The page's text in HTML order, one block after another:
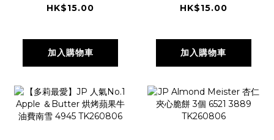
TK260806
HK$15.00
加入購物車
TK260806
HK$15.00
加入購物車